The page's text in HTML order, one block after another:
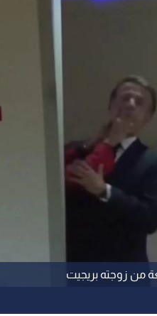
من زوجته بريجيت